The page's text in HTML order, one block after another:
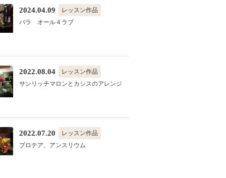
2024.04.09
レッスン作品
バラ オール４ラブ
2022.08.04
レッスン作品
サンリッチマロンとカシスのアレンジ
2022.07.20
レッスン作品
プロテア、アンスリウム